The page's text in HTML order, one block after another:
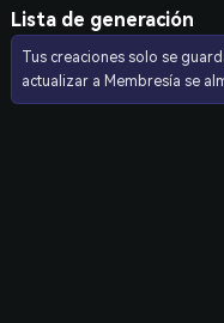
Lista de generación
Tus creaciones solo se
actualizar a Membresía se